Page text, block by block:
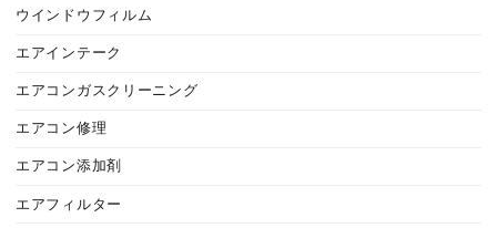
ウインドウフィルム
エアインテーク
エアコンガスクリーニング
エアコン修理
エアコン添加剤
エアフィルター